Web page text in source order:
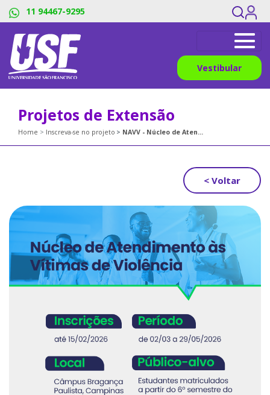
11 94467-9295
Vestibular
Projetos de Extensão
Home Inscreva-se no projeto NAVV - Núcleo de Atendimento às Vítimas de Violência
< Voltar